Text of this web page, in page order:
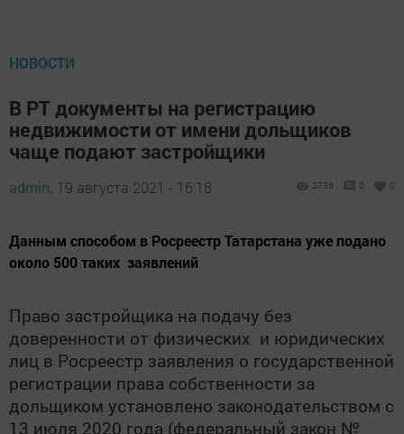
НОВОСТИ
В РТ документы на регистрацию
недвижимости от имени дольщиков
чаще подают застройщики
admin, 19 августа 2021 - 16:18 2736 0 0
​​​​​​​Данным способом в Росреестр Татарстана уже подано
около 500 таких заявлений
Право застройщика на подачу без
доверенности от физических и юридических
лиц в Росреестр заявления о государственной
регистрации права собственности за
дольщиком установлено законодательством с
13 июля 2020 года (федеральный закон №